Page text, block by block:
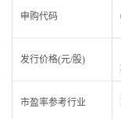
申购代码
发行价格(元/股)
市盈率参考行业